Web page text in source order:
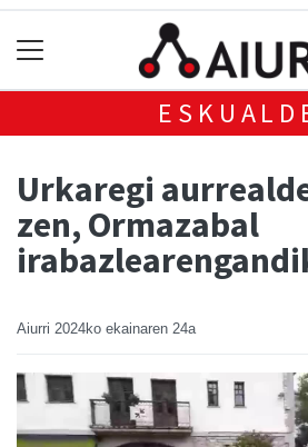
Urkaregi
zen, Ormazabal
Aiurri 2024ko ekainaren 24a